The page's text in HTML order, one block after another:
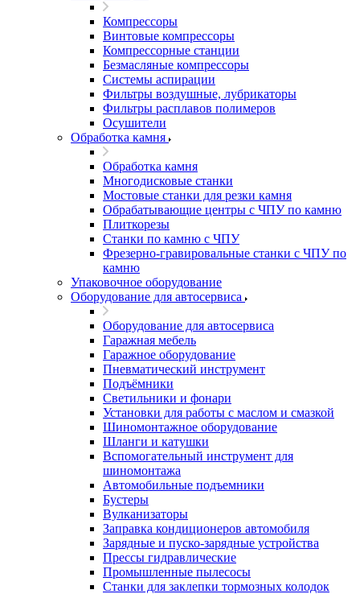
Компрессоры
Винтовые компрессоры
Компрессорные станции
Безмасляные компрессоры
Системы аспирации
Фильтры воздушные, лубрикаторы
Фильтры расплавов полимеров
Осушители
Обработка камня
Обработка камня
Многодисковые станки
Мостовые станки для резки камня
Обрабатывающие центры с ЧПУ по камню
Плиткорезы
Станки по камню с ЧПУ
Фрезерно-гравировальные станки с ЧПУ по
камню
Упаковочное оборудование
Оборудование для автосервиса
Оборудование для автосервиса
Гаражная мебель
Гаражное оборудование
Пневматический инструмент
Подъёмники
Светильники и фонари
Установки для работы с маслом и смазкой
Шиномонтажное оборудование
Шланги и катушки
Вспомогательный инструмент для
шиномонтажа
Автомобильные подъемники
Бустеры
Вулканизаторы
Заправка кондиционеров автомобиля
Зарядные и пуско-зарядные устройства
Прессы гидравлические
Промышленные пылесосы
Станки для заклепки тормозных колодок